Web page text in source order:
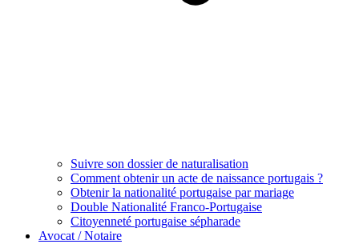
Suivre son dossier de naturalisation
Comment obtenir un acte de naissance portugais ?
Obtenir la nationalité portugaise par mariage
Double Nationalité Franco-Portugaise
Citoyenneté portugaise sépharade
Avocat / Notaire